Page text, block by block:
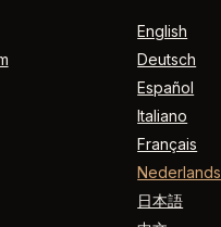
English
Deutsch
Español
Italiano
Français
Nederlands
日本語